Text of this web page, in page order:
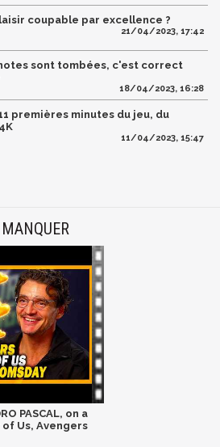
coupable par excellence ?
21/04/2023, 17:42
sont tombées, c'est correct
18/04/2023, 16:28
premières minutes du jeu, du
11/04/2023, 15:47
PASCAL, on a
Us, Avengers